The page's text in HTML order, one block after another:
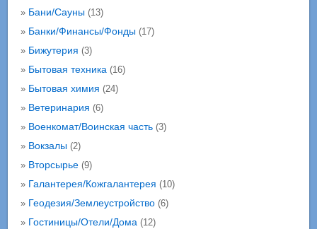
» Бани/Сауны(13)
» Банки/Финансы/Фонды(17)
» Бижутерия (3)
» Бытовая техника(16)
» Бытовая химия (24)
» Ветеринария (6)
» Военкомат/Воинская часть(3)
» Вокзалы(2)
» Вторсырье(9)
» Галантерея/Кожгалантерея (10)
» Геодезия/Землеустройство(6)
» Гостиницы/Отели/Дома(12)